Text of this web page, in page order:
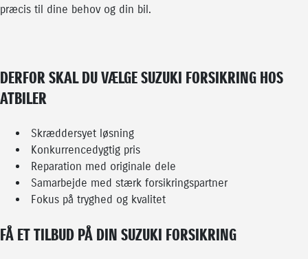
præcis til dine behov og din bil.
DERFOR SKAL DU VÆLGE SUZUKI FORSIKRING HOS
ATBILER
Skræddersyet løsning
Konkurrencedygtig pris
Reparation med originale dele
Samarbejde med stærk forsikringspartner
Fokus på tryghed og kvalitet
FÅ ET TILBUD PÅ DIN SUZUKI FORSIKRING